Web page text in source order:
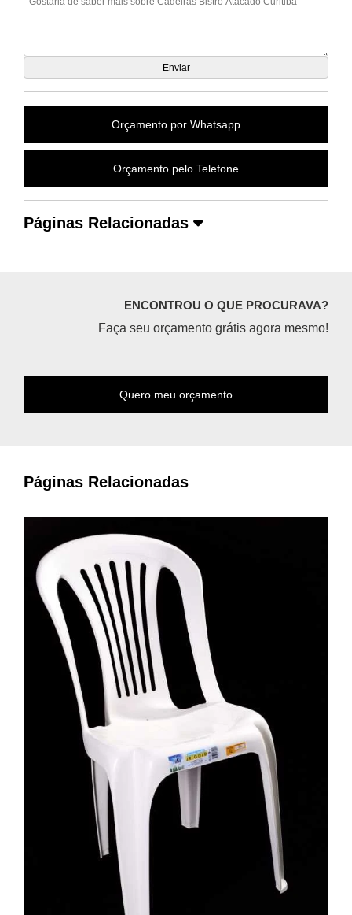
Orçamento por Whatsapp
Orçamento pelo Telefone
Páginas Relacionadas
ENCONTROU O QUE PROCURAVA?
Faça seu orçamento grátis agora mesmo!
Quero meu orçamento
Páginas Relacionadas